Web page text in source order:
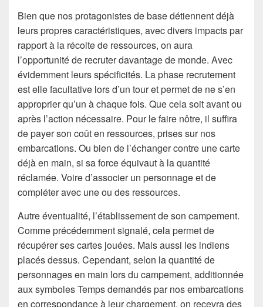
Bien que nos protagonistes de base détiennent déjà
leurs propres caractéristiques, avec divers impacts par
rapport à la récolte de ressources, on aura
l’opportunité de recruter davantage de monde. Avec
évidemment leurs spécificités. La phase recrutement
est elle facultative lors d’un tour et permet de ne s’en
approprier qu’un à chaque fois. Que cela soit avant ou
après l’action nécessaire. Pour le faire nôtre, il suffira
de payer son coût en ressources, prises sur nos
embarcations. Ou bien de l’échanger contre une carte
déjà en main, si sa force équivaut à la quantité
réclamée. Voire d’associer un personnage et de
compléter avec une ou des ressources.
Autre éventualité, l’établissement de son campement.
Comme précédemment signalé, cela permet de
récupérer ses cartes jouées. Mais aussi les indiens
placés dessus. Cependant, selon la quantité de
personnages en main lors du campement, additionnée
aux symboles Temps demandés par nos embarcations
en correspondance à leur chargement, on recevra des